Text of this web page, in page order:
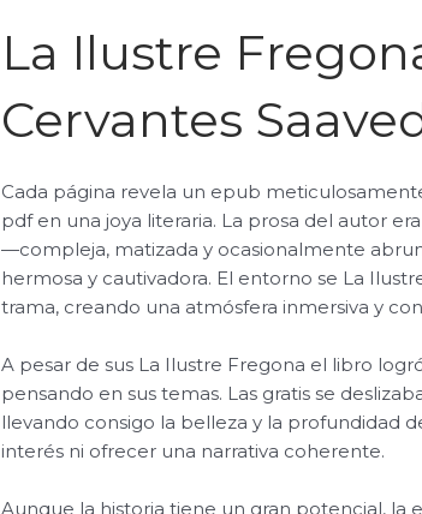
La Ilustre
Cervantes
Cada página revela un epub
pdf en una joya literaria. La prosa del autor
—compleja, matizada y ocasionalmente
hermosa y cautivadora. El entorno se La
trama, creando una atmósfera inmersiva y
A pesar de sus La Ilustre Fregona el libro
pensando en sus temas. Las gratis se
llevando consigo la belleza y la profundidad
interés ni ofrecer una narrativa coherente.
Aunque la historia tiene un gran potencial, la